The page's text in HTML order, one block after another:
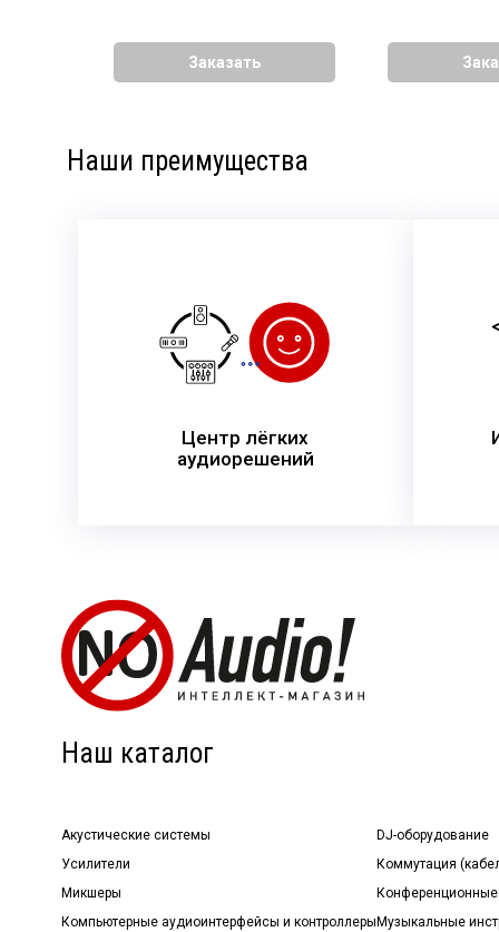
Заказать
Наши преимущества
Центр лёгких
аудиорешений
Наш каталог
Акустические системы
Усилители
Микшеры
Компьютерные аудиоинтерфейсы и контроллеры
DJ-оборудование
Коммутация
Музыкальные